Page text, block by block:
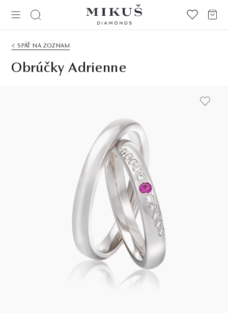
< SPÄŤ NA ZOZNAM
Obrúčky Adrienne